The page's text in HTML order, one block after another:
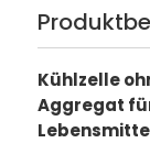
Kühlzelle
Aggregat